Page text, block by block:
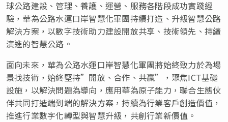
球公路建設、管理、養護、運營、服務各階段成功實踐經
驗，華為公路水運口岸智慧化軍團持續打造、升級智慧公路
解決方案，以數字技術助力建設開放共享、技術領先、持續
演進的智慧公路。
面向未來，華為公路水運口岸智慧化軍團將始終致力於為場
景找技術，始終堅持”開放、合作、共贏”，聚焦ICT基礎
設施，以解決問題為導向，應用華為原子能力，聯合生態伙
伴共同打造端到端的解決方案，持續為行業客戶創造價值，
推進行業數字化轉型與智慧升級，共創行業新價值。